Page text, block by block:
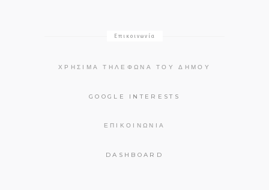
Επικοινωνία
ΧΡΉΣΙΜΑ ΤΗΛΈΦΩΝΑ ΤΟΥ ΔΉΜΟΥ
GOOGLE INTERESTS
ΕΠΙΚΟΙΝΩΝΊΑ
DASHBOARD